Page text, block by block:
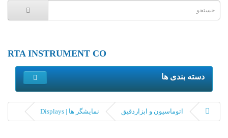
RTA INSTRUMENT CO
دسته بندی ها
اتوماسیون و ابزاردقیق نمایشگر ها | Displays